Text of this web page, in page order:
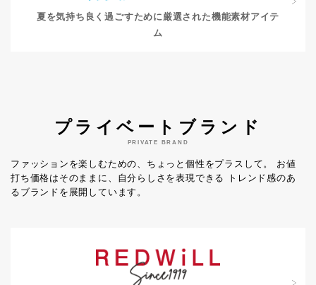
夏を気持ち良く過ごすために 厳選された機能素材アイテ
ム
プライベートブランド
PRIVATE BRAND
ファッションを楽しむための、ちょっと個性をプラスして。
お値
打ち価格はそのままに、自分らしさを表現できる
トレンド感のあ
るブランドを展開しています。